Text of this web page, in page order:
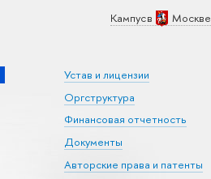
Кампус в Москве
Устав и лицензии
Оргструктура
Финансовая отчетность
Документы
Авторские права и патенты